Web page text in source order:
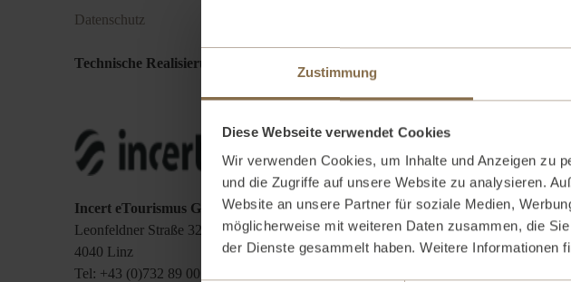
Zustimmung
Diese Webseite verwendet Cookies
Wir verwenden Cookies, um Inhalte und Anzeigen zu
und die Zugriffe auf unsere Website zu analysieren.
Website an unsere Partner für soziale Medien,
möglicherweise mit weiteren Daten zusammen, die
der Dienste gesammelt haben. Weitere Informationen
Datenschutz
Technische Realisierung:
Incert eTourismus GmbH & Co KG
Leonfeldner Straße 328
4040 Linz
Tel: +43 (0)732 89 00 18-0